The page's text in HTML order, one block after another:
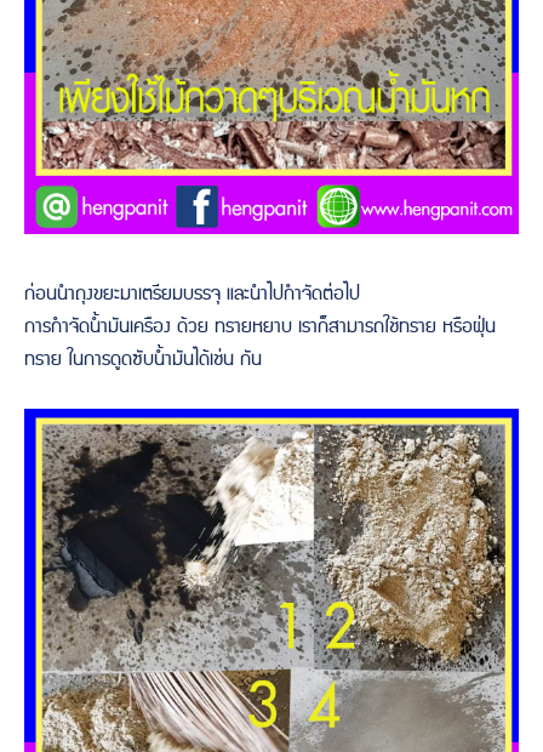
ก่อนนำถุงขยะมาเตรียมบรรจุ และนำไปกำจัดต่อไป
การกำจัดน้ำมันเครือง ด้วย ทรายหยาบ เราก็สามารถใช้ทราย หรือฝุ่น
ทราย ในการดูดซับน้ำมันได้เช่น กัน